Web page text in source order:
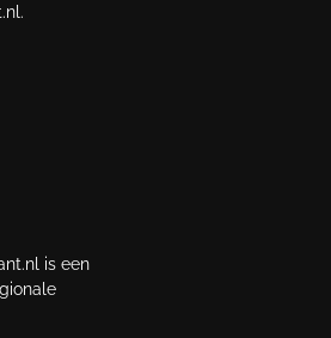
is een